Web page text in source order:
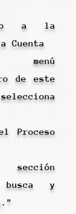
a la
Cuenta
menú
de este
Proceso
busca y